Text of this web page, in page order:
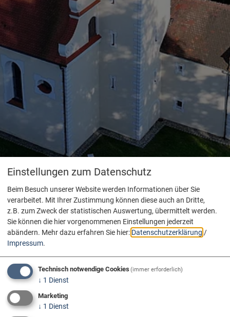
Einstellungen zum Datenschutz
Beim Besuch unserer Website werden Informationen über Sie
verarbeitet. Mit Ihrer Zustimmung können diese auch an Dritte,
z.B. zum Zweck der statistischen Auswertung, übermittelt werden.
Sie können die hier vorgenommenen Einstellungen jederzeit
abändern. Mehr dazu erfahren Sie hier: Datenschutzerklärung /
Impressum.
Technisch notwendige Cookies(immer erforderlich)
↓ 1 Dienst
Marketing
↓ 1 Dienst